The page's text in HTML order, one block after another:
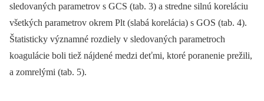
sledovaných parametrov s GCS (tab. 3) a stredne silnú koreláciu
všetkých parametrov okrem Plt (slabá korelácia) s GOS (tab. 4).
Štatisticky významné rozdiely v sledovaných parametroch
koagulácie boli tiež nájdené medzi deťmi, ktoré poranenie prežili,
a zomrelými (tab. 5).